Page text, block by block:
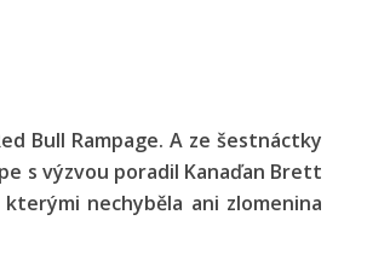
Bull Rampage. A ze šestnáctky
s výzvou poradil Kanaďan Brett
nechyběla ani zlomenina